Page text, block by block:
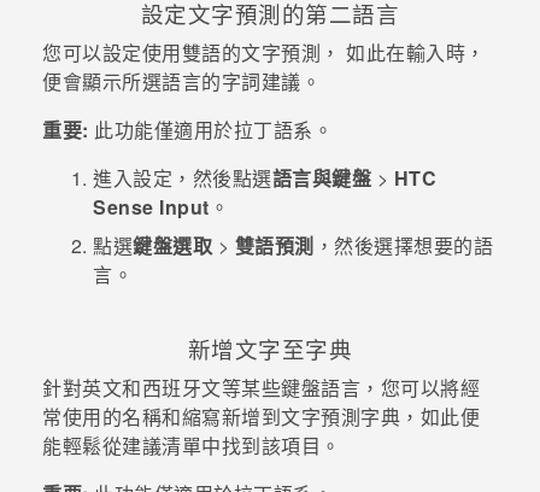
設定文字預測的第二語言
您可以設定使用雙語的文字預測， 如此在輸入時，
便會顯示所選語言的字詞建議。
重要: 此功能僅適用於拉丁語系。
進入設定 ，然後點選語言與鍵盤 > HTC
Sense Input 。
點選鍵盤選取 > 雙語預測 ，然後選擇想要的語
言。
新增文字至字典
針對英文和西班牙文等某些鍵盤語言，您可以將經
常使用的名稱和縮寫新增到文字預測字典，如此便
能輕鬆從建議清單中找到該項目。